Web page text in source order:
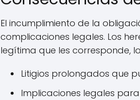
El incumplimiento de la
complicaciones legales. Los
legítima que les corresponde,
Litigios prolongados que
Implicaciones legales